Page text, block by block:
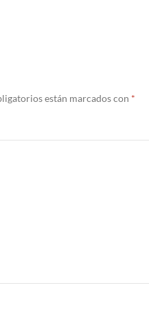
están marcados con *